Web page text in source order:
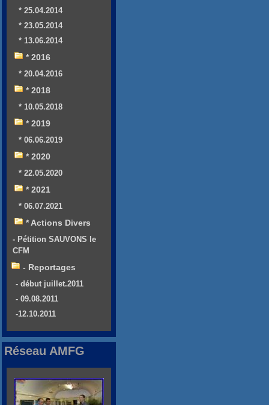
* 25.04.2014
* 23.05.2014
* 13.06.2014
* 2016
* 20.04.2016
* 2018
* 10.05.2018
* 2019
* 06.06.2019
* 2020
* 22.05.2020
* 2021
* 06.07.2021
* Actions Divers
- Pétition SAUVONS le
CFM
- Reportages
- début juillet.2011
- 09.08.2011
-12.10.2011
Réseau AMFG